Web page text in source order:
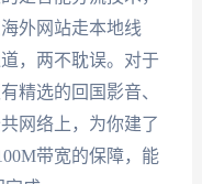
外网站走本地线
，两不耽误。对于
精选的回国影音、
网络上，为你建了
带宽的保障，能